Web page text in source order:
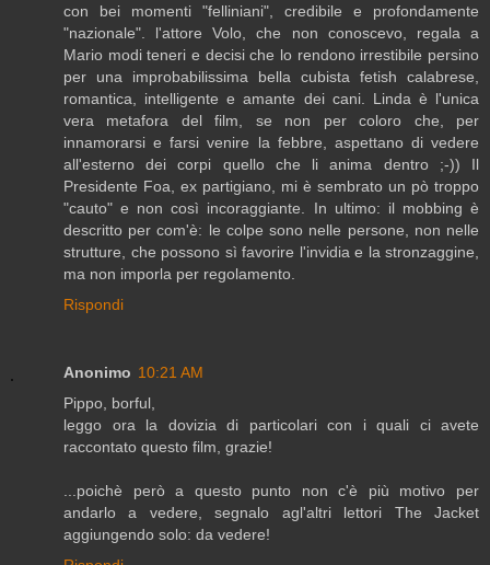
con bei momenti "felliniani", credibile e profondamente
"nazionale". l'attore Volo, che non conoscevo, regala a
Mario modi teneri e decisi che lo rendono irrestibile persino
per una improbabilissima bella cubista fetish calabrese,
romantica, intelligente e amante dei cani. Linda è l'unica
vera metafora del film, se non per coloro che, per
innamorarsi e farsi venire la febbre, aspettano di vedere
all'esterno dei corpi quello che li anima dentro ;-)) Il
Presidente Foa, ex partigiano, mi è sembrato un pò troppo
"cauto" e non così incoraggiante. In ultimo: il mobbing è
descritto per com'è: le colpe sono nelle persone, non nelle
strutture, che possono sì favorire l'invidia e la stronzaggine,
ma non imporla per regolamento.
Rispondi
Anonimo 10:21 AM
Pippo, borful,
leggo ora la dovizia di particolari con i quali ci avete
raccontato questo film, grazie!
...poichè però a questo punto non c'è più motivo per
andarlo a vedere, segnalo agl'altri lettori The Jacket
aggiungendo solo: da vedere!